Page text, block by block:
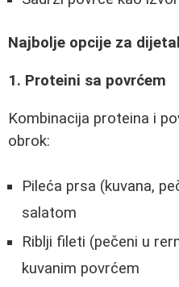
Najbolje opcije za
1. Proteini sa povrćem
Kombinacija proteina i
obrok:
Pileća prsa (kuvana,
salatom
Riblji fileti (pečeni u
kuvanim povrćem